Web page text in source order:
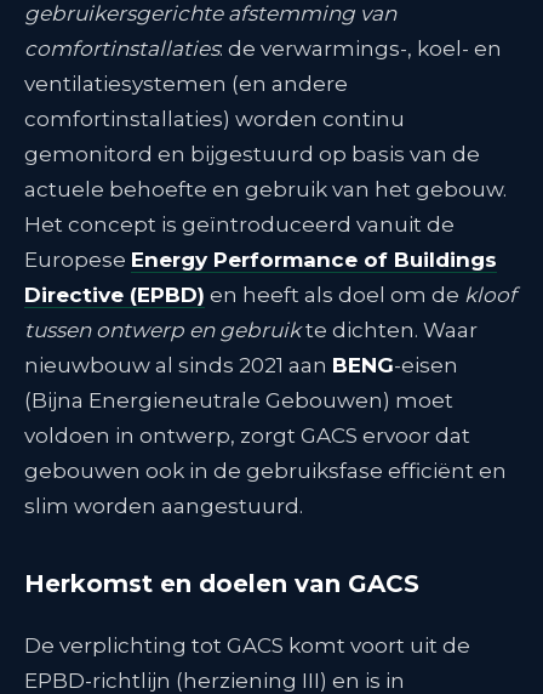
gebruikersgerichte afstemming van
comfortinstallaties: de verwarmings-, koel- en
ventilatiesystemen (en andere
comfortinstallaties) worden continu
gemonitord en bijgestuurd op basis van de
actuele behoefte en gebruik van het gebouw.
Het concept is geïntroduceerd vanuit de
Europese Energy Performance of Buildings
Directive (EPBD) en heeft als doel om de kloof
tussen ontwerp en gebruik te dichten. Waar
nieuwbouw al sinds 2021 aan BENG-eisen
(Bijna Energieneutrale Gebouwen) moet
voldoen in ontwerp, zorgt GACS ervoor dat
gebouwen ook in de gebruiksfase efficiënt en
slim worden aangestuurd.
Herkomst en doelen van GACS
De verplichting tot GACS komt voort uit de
EPBD-richtlijn (herziening III) en is in